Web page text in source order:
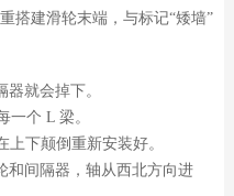
搭建滑轮末端，与标记“矮墙”
就会掉下。
一个 L 梁。
下颠倒重新安装好。
和间隔器，轴从西北方向进